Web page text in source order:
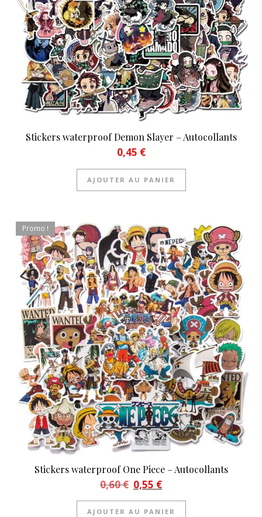
Stickers waterproof Demon Slayer – Autocollants
0,45 €
AJOUTER AU PANIER
Promo !
Stickers waterproof One Piece – Autocollants
0,60€ Le prix initial était : 0,60 €.
0,55 €Le prix actuel est : 0,55 €.
AJOUTER AU PANIER